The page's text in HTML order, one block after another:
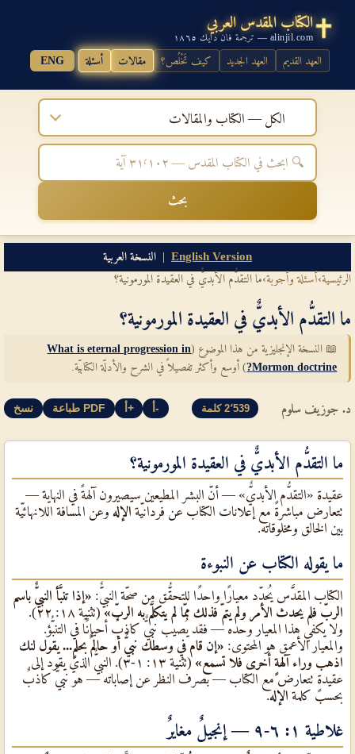
الكتاب المقدس العربي
alinjil.com — ترجمة فان دايك ١٨٦٥
العهد القديم العهد الجديد كيف تَخْلُص؟ مقالات أسئلة ENG
الكل — الكتاب والمقالات
بحث
English Version
| النسخة العربية
الرئيسية›أسئلة وأجوبة›ما التقدُّم الأبديٌّ في العقيدة المورمونية؟
ما التقدُّم الأبديٌّ في العقيدة المورمونية؟
📖 النسخة الإنجليزية من هذا الموضوع (What is eternal progression in
Mormon doctrine? ) أوسع وأكثر تفصيلاً في الشرح والأدلّة الكتابيّة.
د. جوزيف سلوم 2٬539 كلمة نسخ طباعة PDF أ+ أ-
ما التقدُّم الأبديٌّ في العقيدة المورمونية؟
عقيدة «التقدُّم الأبديٌّ» — أنّ البشر المطيعين سيصيرون آلهةً في النهاية —
تتعارض مباشرةً مع إعلانات الكتاب عن فردانيّة الإله وعن المسافة اللانهائيّة
بين الخالق ومخلوقاته.
ما يقوله الكتاب عن النبوءة
الكتاب المقدَّس يُحدِّد معيارًا واحدًا للتحقُّق من صحّة النبيٌّ: «إذا تنبَّأ النبيٌّ باسم
الربّ فلم يحدث الأمر ولم يتمّ فذلك ممّا لم يتكلَّم به الربّ»
(تثنية ١٨: ٢٢).
ولا يكفي هذا المعيار وحده — فقد يُصيب نبيٌّ كاذبٌ أحيانًا في التنبُّؤ.
والمعيار الأعمق هو المحتوى: «إن قام في وسطك نبيٌّ أو حالمٌ بحلمٍ... يقول لنك
اذهب وراء آلهةٍ أخرى فلا تسمع»
(تثنية ١٣: ١-٣). النبيٌّ الذي يقود إلى
عقيدةٍ تتعارض مع الكتاب — بصرف النظر عن إصاباته — هو نبيٌّ كاذبٌ
بحسب كلمة الإله.
غلاطية ١: ٦-٩ — إنجيلٌ مغايرٌ